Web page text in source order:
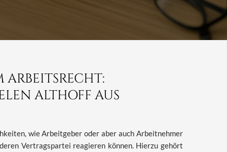
ALTHOFF AUS
wie Ar­beit­ge­ber oder aber auch Ar­beit­neh­mer
Ver­trags­par­tei re­agie­ren kön­nen. Hier­zu ge­hört